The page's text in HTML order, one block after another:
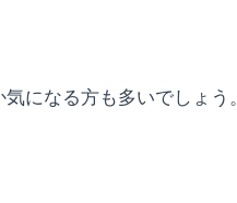
になる方も多いでしょう。